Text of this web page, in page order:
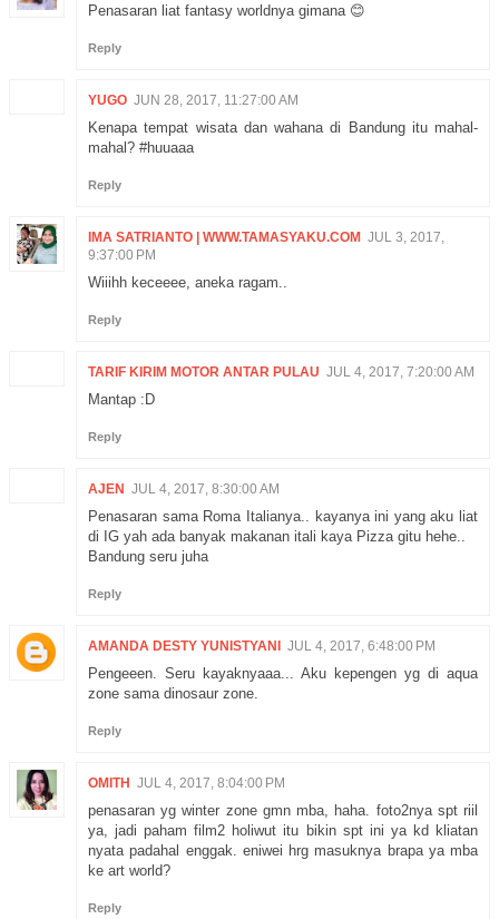
Penasaran liat fantasy worldnya gimana 😊
Reply
YUGO JUN 28, 2017, 11:27:00 AM
Kenapa tempat wisata dan wahana di Bandung itu mahal-
mahal? #huuaaa
Reply
IMA SATRIANTO | WWW.TAMASYAKU.COM JUL 3, 2017,
9:37:00 PM
Wiiihh keceeee, aneka ragam..
Reply
TARIF KIRIM MOTOR ANTAR PULAU JUL 4, 2017, 7:20:00 AM
Mantap :D
Reply
AJEN JUL 4, 2017, 8:30:00 AM
Penasaran sama Roma Italianya.. kayanya ini yang aku liat
di IG yah ada banyak makanan itali kaya Pizza gitu hehe..
Bandung seru juha
Reply
AMANDA DESTY YUNISTYANI JUL 4, 2017, 6:48:00 PM
Pengeeen. Seru kayaknyaaa... Aku kepengen yg di aqua
zone sama dinosaur zone.
Reply
OMITH JUL 4, 2017, 8:04:00 PM
penasaran yg winter zone gmn mba, haha. foto2nya spt riil
ya, jadi paham film2 holiwut itu bikin spt ini ya kd kliatan
nyata padahal enggak. eniwei hrg masuknya brapa ya mba
ke art world?
Reply